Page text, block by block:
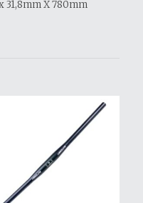
31,8mm X 780mm